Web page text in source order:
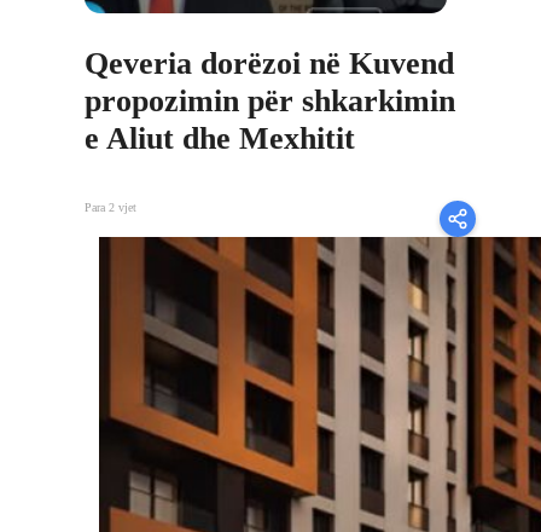
Qeveria dorëzoi në Kuvend
propozimin për shkarkimin
e Aliut dhe Mexhitit
Para 2 vjet